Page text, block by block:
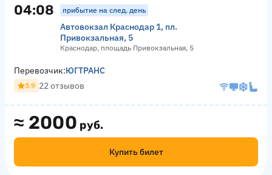
04:08 прибытие на след. день
Автовокзал Краснодар 1, пл.
Привокзальная, 5
Краснодар, площадь Привокзальная, 5
≈ 2000 руб.
Купить билет
Перевозчик:ЮГТРАНС
3.9 22 отзывов